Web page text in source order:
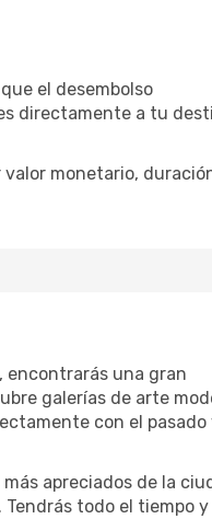
el desembolso
directamente a tu
monetario,
encontrarás una gran
galerías de arte
con el pasado
apreciados de la
todo el tiempo y